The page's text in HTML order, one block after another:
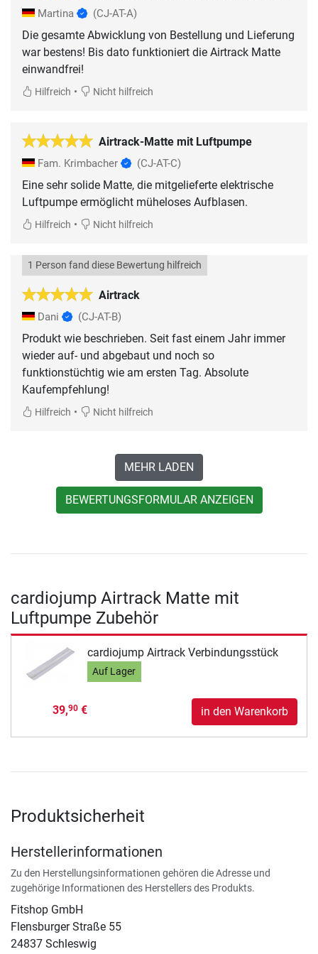
Martina (CJ-AT-A)
Die gesamte Abwicklung von Bestellung und Lieferung
war bestens! Bis dato funktioniert die Airtrack Matte
einwandfrei!
Hilfreich • Nicht hilfreich
Airtrack-Matte mit Luftpumpe
Fam. Krimbacher (CJ-AT-C)
Eine sehr solide Matte, die mitgelieferte elektrische
Luftpumpe ermöglicht müheloses Aufblasen.
Hilfreich • Nicht hilfreich
Airtrack
1 Person fand diese Bewertung hilfreich
Dani (CJ-AT-B)
Produkt wie beschrieben. Seit fast einem Jahr immer
wieder auf- und abgebaut und noch so
funktionstüchtig wie am ersten Tag. Absolute
Kaufempfehlung!
Hilfreich • Nicht hilfreich
MEHR LADEN
BEWERTUNGSFORMULAR ANZEIGEN
cardiojump Airtrack Matte mit
Luftpumpe Zubehör
cardiojump Airtrack Verbindungsstück
Auf Lager
39,90€ in den Warenkorb
Produktsicherheit
Herstellerinformationen
Zu den Herstellungsinformationen gehören die Adresse und
zugehörige Informationen des Herstellers des Produkts.
Fitshop GmbH
Flensburger Straße 55
24837 Schleswig